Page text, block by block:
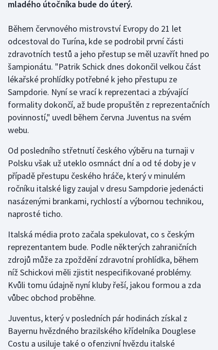
Futsal
Golf
Gymnastika
Házená
Jezdectví
Krasobruslení
Lezení
Lyže a snowboard
Moderní pětiboj
Olympijské hry
Parasport
Plážový volejbal
mladého útočníka bude do úterý.
Během červnového mistrovství Evropy do 21 let
odcestoval do Turína, kde se podrobil první části
zdravotních testů a jeho přestup se měl uzavřít hned po
šampionátu. "Patrik Schick dnes dokončil velkou část
lékařské prohlídky potřebné k jeho přestupu ze
Sampdorie. Nyní se vrací k reprezentaci a zbývající
formality dokončí, až bude propuštěn z reprezentačních
povinností," uvedl během června Juventus na svém
webu.
Od posledního střetnutí českého výběru na turnaji v
Polsku však už uteklo osmnáct dní a od té doby je v
případě přestupu českého hráče, který v minulém
ročníku italské ligy zaujal v dresu Sampdorie jedenácti
nasázenými brankami, rychlostí a výbornou technikou,
naprosté ticho.
Italská média proto začala spekulovat, co s českým
reprezentantem bude. Podle některých zahraničních
zdrojů může za zpoždění zdravotní prohlídka, během
níž Schickovi měli zjistit nespecifikované problémy.
Kvůli tomu údajně nyní kluby řeší, jakou formou a zda
vůbec obchod proběhne.
Juventus, který v posledních pár hodinách získal z
Bayernu hvězdného brazilského křídelníka Douglese
Costu a usiluje také o ofenzivní hvězdu italské